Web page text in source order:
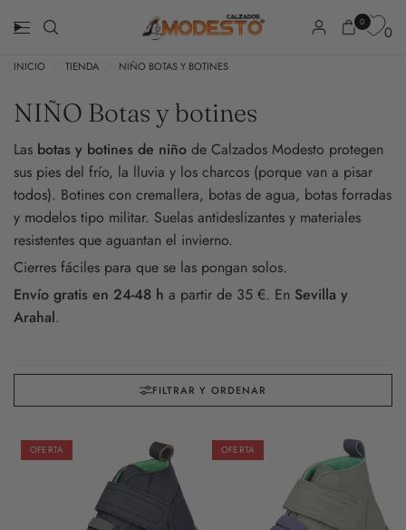
0
0
ENVÍOS GRATIS EN PEDIDOS SUPERIORES A LOS 35 EUROS
INICIO TIENDA NIÑO BOTAS Y BOTINES
NIÑO Botas y botines
Las botas y botines de niño de Calzados Modesto protegen
sus pies del frío, la lluvia y los charcos (porque van a pisar
todos). Botines con cremallera, botas de agua, botas forradas
y modelos tipo militar. Suelas antideslizantes y materiales
resistentes que aguantan el invierno.
Cierres fáciles para que se las pongan solos.
Envío gratis en 24-48 h a partir de 35 €. En Sevilla y
Arahal.
FILTRAR Y ORDENAR
OFERTA OFERTA